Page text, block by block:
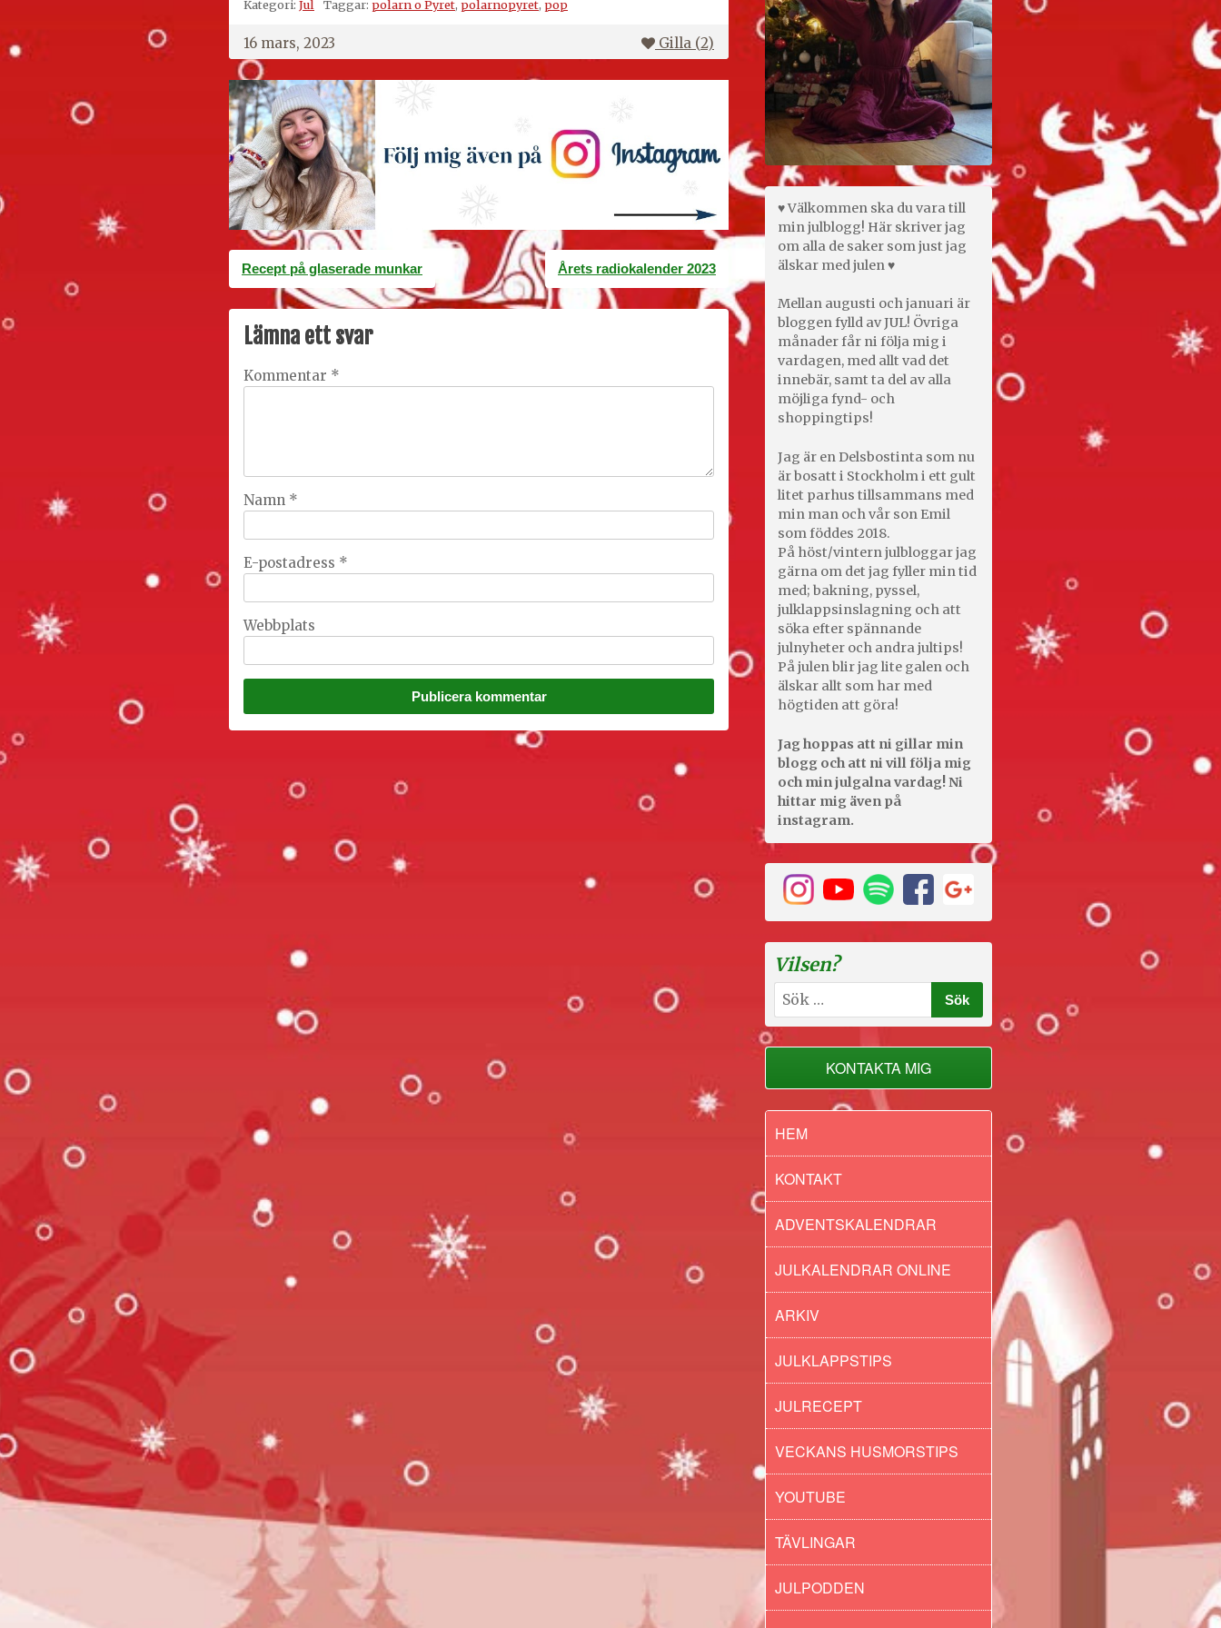
Kategori: Jul Taggar: polarn o Pyret, polarnopyret, pop
16 mars, 2023 Gilla (2)
Inläggsnavigering
Recept på glaserade munkar Årets radiokalender 2023
Lämna ett svar
Kommentar *
Namn *
E-postadress *
Webbplats
♥ Välkommen ska du vara till
min julblogg! Här skriver jag
om alla de saker som just jag
älskar med julen ♥
Mellan augusti och januari är
bloggen fylld av JUL! Övriga
månader får ni följa mig i
vardagen, med allt vad det
innebär, samt ta del av alla
möjliga fynd- och
shoppingtips!
Jag är en Delsbostinta som nu
är bosatt i Stockholm i ett gult
litet parhus tillsammans med
min man och vår son Emil
som föddes 2018.
På höst/vintern julbloggar jag
gärna om det jag fyller min tid
med; bakning, pyssel,
julklappsinslagning och att
söka efter spännande
julnyheter och andra jultips!
På julen blir jag lite galen och
älskar allt som har med
högtiden att göra!
Jag hoppas att ni gillar min
blogg och att ni vill följa mig
och min julgalna vardag! Ni
hittar mig även på
instagram.
Vilsen?
Sök
efter:
KONTAKTA MIG
HEM
KONTAKT
ADVENTSKALENDRAR
JULKALENDRAR ONLINE
ARKIV
JULKLAPPSTIPS
JULRECEPT
VECKANS HUSMORSTIPS
YOUTUBE
TÄVLINGAR
JULPODDEN